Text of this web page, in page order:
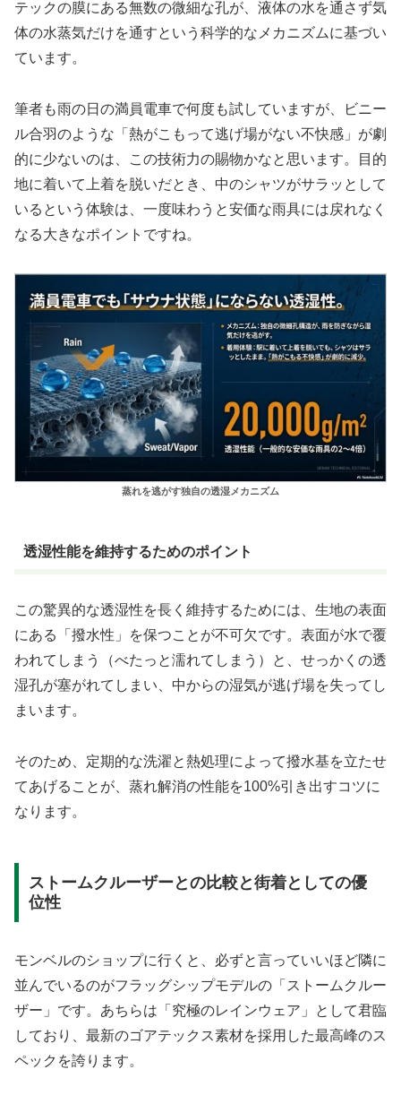
テックの膜にある無数の微細な孔が、液体の水を通さず気
体の水蒸気だけを通すという科学的なメカニズムに基づい
ています。
筆者も雨の日の満員電車で何度も試していますが、
ビニー
ル合羽のような「熱がこもって逃げ場がない不快感」が劇
的に少ないのは、この技術力の賜物かなと思います。目的
地に着いて上着を脱いだとき、中のシャツがサラッとして
いるという体験は、一度味わうと安価な雨具には戻れなく
なる大きなポイントですね。
蒸れを逃がす独自の透湿メカニズム
透湿性能を維持するためのポイント
この驚異的な透湿性を長く維持するためには、生地の表面
にある「撥水性」を保つことが不可欠です。表面が水で覆
われてしまう（べたっと濡れてしまう）と、せっかくの透
湿孔が塞がれてしまい、中からの湿気が逃げ場を失ってし
まいます。
そのため、定期的な洗濯と熱処理によって撥水基を立たせ
てあげることが、蒸れ解消の性能を100%引き出すコツに
なります。
ストームクルーザーとの比較と街着としての優
位性
モンベルのショップに行くと、必ずと言っていいほど隣に
並んでいるのがフラッグシップモデルの「ストームクルー
ザー」です。あちらは「究極のレインウェア」として君臨
しており、最新のゴアテックス素材を採用した最高峰のス
ペックを誇ります。